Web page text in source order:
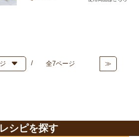
全7ページ ≫
レシピを探す